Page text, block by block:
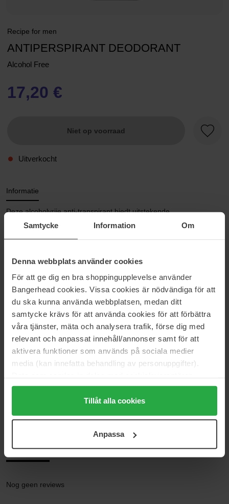
Samtycke Information Om
Denna webbplats använder cookies
För att ge dig en bra shoppingupplevelse använder
Bangerhead cookies. Vissa cookies är nödvändiga för att
du ska kunna använda webbplatsen, medan ditt
samtycke krävs för att använda cookies för att förbättra
våra tjänster, mäta och analysera trafik, förse dig med
relevant och anpassat innehåll/annonser samt för att
aktivera funktioner som används på sociala medier
media (kan innefatta behandling av personuppgifter).
Genom att trycka på "Tillåt alla cookies" accepterar du
alla cookies, medan du under "Detaljer" kan anpassa
användningen av cookies. Du kan när som helst återkalla
samt vår Integritetspolicy.
Tillåt alla cookies
Anpassa
Recipe for men
ANTIPERSPIRANT DEODORANT
Alcohol Free
17,20 €
Niet op voorraad
Uitverkocht
Informatie
Deze alcoholvrije anti-transpirant biedt uitstekende
vochtbescherming. De milde formule met anti-irriterende allantoïne
aanbrengen en laten drogen voordat je kleding aantrekt (dat kost
maar een paar seconden).
Maat: 60 ml
Artikelnummer: 19696
Categorieën:
Startpagina
Huidverzorging
Deodorant Uniseks
Deodorant voor hem
Reviews (0)Vragen en antwoorden (0)
Nog geen reviews